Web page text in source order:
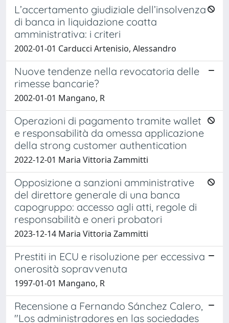
L’accertamento giudiziale dell’insolvenza
di banca in liquidazione coatta
amministrativa: i criteri
2002-01-01 Carducci Artenisio, Alessandro
Nuove tendenze nella revocatoria delle
rimesse bancarie?
2002-01-01 Mangano, R
Operazioni di pagamento tramite wallet
e responsabilità da omessa applicazione
della strong customer authentication
2022-12-01 Maria Vittoria Zammitti
Opposizione a sanzioni amministrative
del direttore generale di una banca
capogruppo: accesso agli atti, regole di
responsabilità e oneri probatori
2023-12-14 Maria Vittoria Zammitti
Prestiti in ECU e risoluzione per eccessiva
onerosità sopravvenuta
1997-01-01 Mangano, R
Recensione a Fernando Sánchez Calero,
"Los administradores en las sociedades